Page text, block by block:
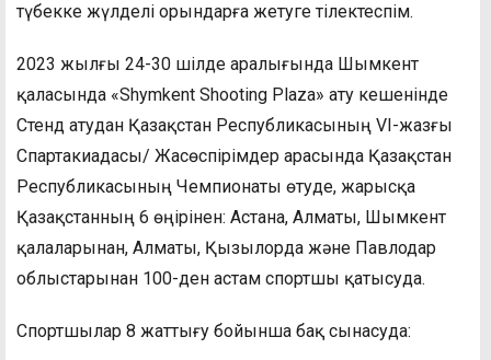
түбекке жүлделі орындарға жетуге тілектеспім.
2023 жылғы 24-30 шілде аралығында Шымкент
қаласында «Shymkent Shooting Plaza» ату кешенінде
Стенд атудан Қазақстан Республикасының VI-жазғы
Спартакиадасы/ Жасөспірімдер арасында Қазақстан
Республикасының Чемпионаты өтуде, жарысқа
Қазақстанның 6 өңірінен: Астана, Алматы, Шымкент
қалаларынан, Алматы, Қызылорда және Павлодар
облыстарынан 100-ден астам спортшы қатысуда.
Спортшылар 8 жаттығу бойынша бақ сынасуда: